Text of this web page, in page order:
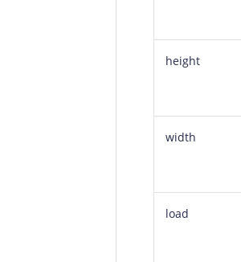
height
width
load